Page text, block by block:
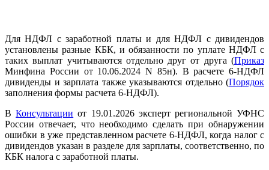
Для НДФЛ с заработной платы и для НДФЛ с дивидендов
установлены разные КБК, и обязанности по уплате НДФЛ с
таких выплат учитываются отдельно друг от друга (Приказ
Минфина России от 10.06.2024 N 85н). В расчете 6-НДФЛ
дивиденды и зарплата также указываются отдельно (Порядок
заполнения формы расчета 6-НДФЛ).
ВКонсультации от 19.01.2026 эксперт региональной УФНС
России отвечает, что необходимо сделать при обнаружении
ошибки в уже представленном расчете 6-НДФЛ, когда налог с
дивидендов указан в разделе для зарплаты, соответственно, по
КБК налога с заработной платы.